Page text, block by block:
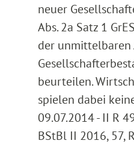
neuer
Abs. 2a Satz 1
der unmittelbaren
beurteilen.
spielen dabei
09.07.2014 - II R
BStBl II 2016, 57,